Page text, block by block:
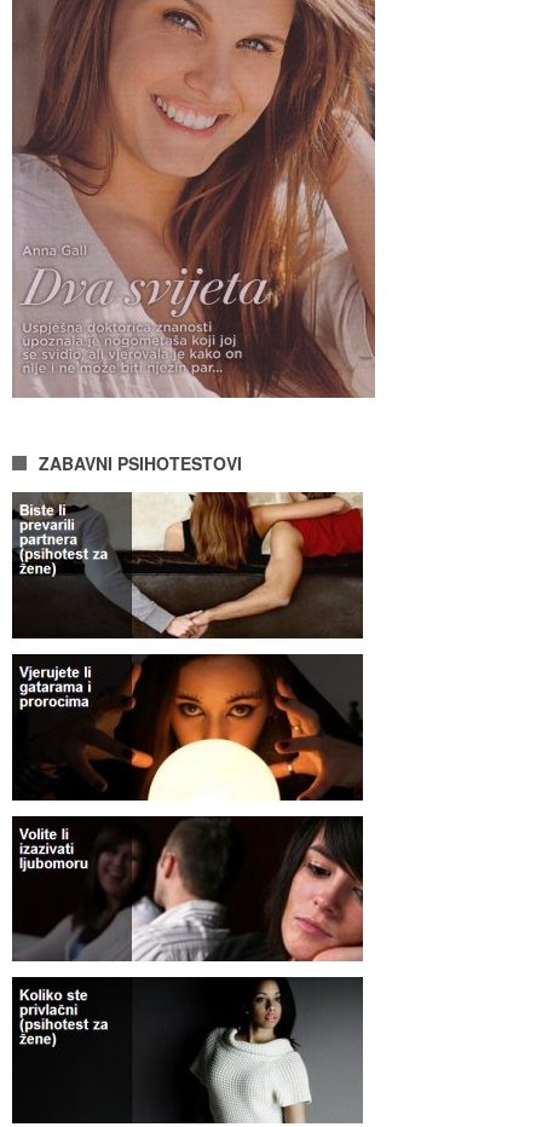
ZABAVNI PSIHOTESTOVI